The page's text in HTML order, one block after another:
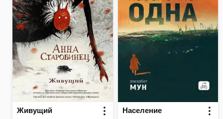
Живущий Население